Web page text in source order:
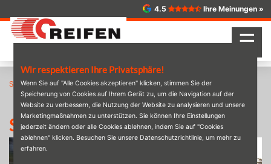
Wir respektieren Ihre Privatsphäre!
Wenn Sie auf "Alle Cookies akzeptieren" klicken, stimmen Sie der
Speicherung von Cookies auf Ihrem Gerät zu, um die Navigation auf der
Website zu verbessern, die Nutzung der Website zu analysieren und unsere
Marketingmaßnahmen zu unterstützen. Sie können Ihre Einstellungen
jederzeit ändern oder alle Cookies ablehnen, indem Sie auf "Cookies
ablehnen" klicken. Besuchen Sie unsere Datenschutzrichtlinie, um mehr zu
erfahren.
zum
Inhalt
☰
4.5 Ihre Meinungen »
Startseite Reifen Sommerreifen
Sommerreifen